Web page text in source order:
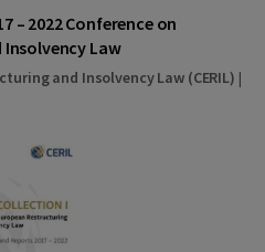
– 2022 Conference on
Law
and Insolvency Law (CERIL) |